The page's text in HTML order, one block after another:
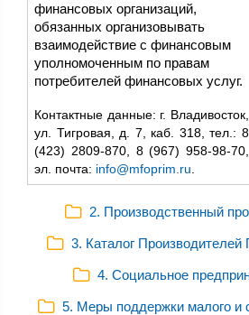
финансовых организаций,
обязанных организовывать
взаимодействие с финансовым
уполномоченным по правам
потребителей финансовых услуг.
Контактные данные: г. Владивосток,
ул. Тигровая, д. 7, каб. 318, тел.: 8
(423) 2809-870, 8 (967) 958-98-70,
эл. почта: info@mfoprim.ru
2. Производственный
3. Каталог Производителей
4. Социальное
5. Меры поддержки малого и